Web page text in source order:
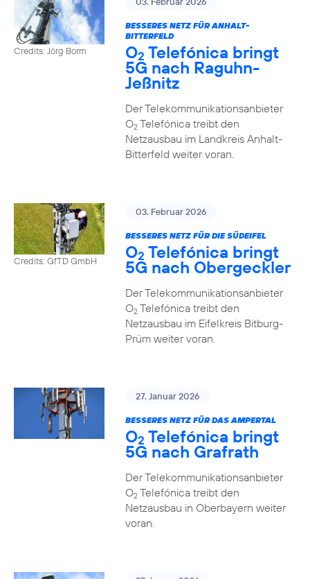
Credits: Jörg Borm
BESSERES NETZ FÜR ANHALT-
BITTERFELD
O2 Telefónica bringt
5G nach Raguhn-
Jeßnitz
Der Telekommunikationsanbieter
O2Telefónica treibt den
Netzausbau im Landkreis Anhalt-
Bitterfeld weiter voran.
Credits: GfTD GmbH
03. Februar 2026
BESSERES NETZ FÜR DIE SÜDEIFEL
O2 Telefónica bringt
5G nach Obergeckler
Der Telekommunikationsanbieter
O2Telefónica treibt den
Netzausbau im Eifelkreis Bitburg-
Prüm weiter voran.
27. Januar 2026
BESSERES NETZ FÜR DAS AMPERTAL
O2 Telefónica bringt
5G nach Grafrath
Der Telekommunikationsanbieter
O2Telefónica treibt den
Netzausbau in Oberbayern weiter
voran.